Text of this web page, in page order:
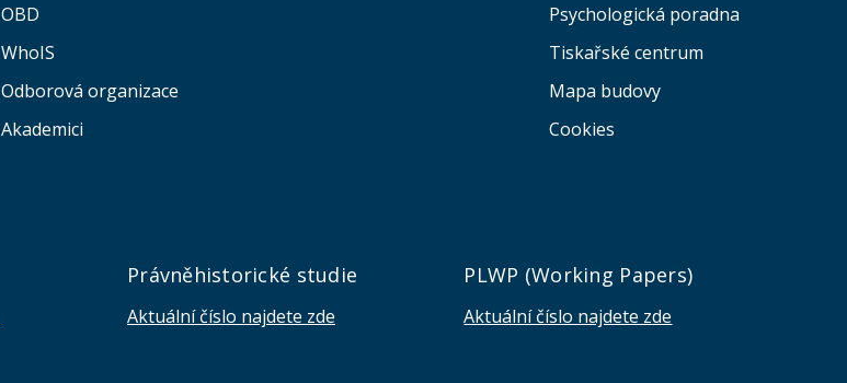
OBD
WhoIS
Odborová organizace
Akademici
Psychologická poradna
Tiskařské centrum
Mapa budovy
Cookies
Právněhistorické studie
Aktuální číslo najdete zde
PLWP (Working Papers)
Aktuální číslo najdete zde